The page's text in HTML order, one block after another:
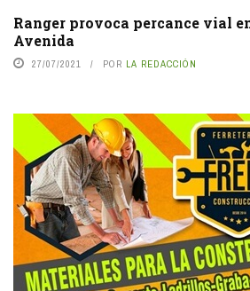
Ranger provoca percance vial
Avenida
27/07/2021 POR LA REDACCIÓN